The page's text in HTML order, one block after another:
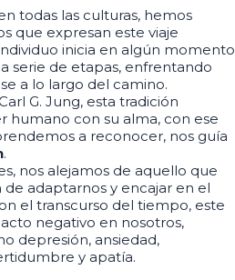
todas las culturas, hemos
que expresan este viaje
inicia en algún momento
serie de etapas, enfrentando
a lo largo del camino.
G. Jung, esta tradición
humano con su alma, con ese
a reconocer, nos guía
.
nos alejamos de aquello que
adaptarnos y encajar en el
el transcurso del tiempo, este
negativo en nosotros,
depresión, ansiedad,
y apatía.